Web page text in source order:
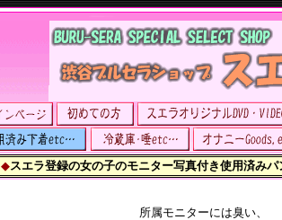
◆スエラ登録の女の子のモニター写真付き使用済み
所属モニターには臭い、